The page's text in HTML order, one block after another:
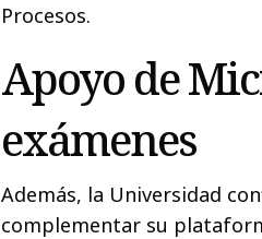
Procesos.
Apoyo de
exámenes
Además, la Universidad
complementar su